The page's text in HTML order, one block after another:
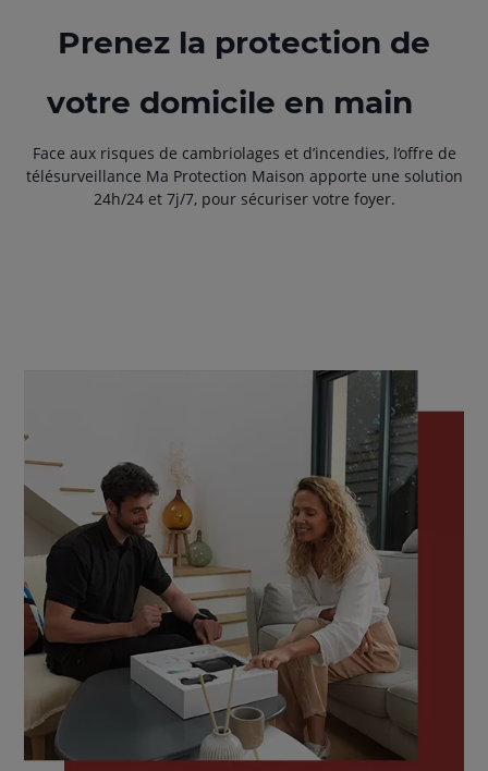
Prenez la protection de
votre domicile en main
Face aux risques de cambriolages et d’incendies, l’offre de
télésurveillance Ma Protection Maison apporte une solution
24h/24 et 7j/7, pour sécuriser votre foyer.